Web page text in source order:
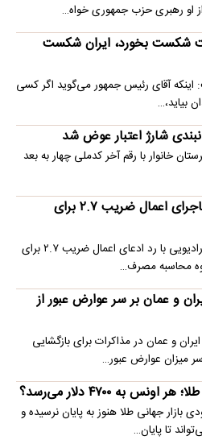
رهبری حزب جمهوری خواه…
شکست بخورد، ایران شکست
آقای رئیس جمهور می‌گوید اگر کسی
بیاید،…
شارژ اعتبار عوض شد
خانوار با رقم آخر کدملی چهار به بعد
اولین واکنش رسمی به ماجرای اعمال ضریب ۲.۷ برای
سازمان تنظیم مقررات و ارتباطات رادیویی با رد ادعای اعمال ضریب ۲.۷ برای
محاسبه مصرف…
و عمان بر سر عوارض عبور از
و عمان در مذاکرات برای بازگشایی
میزان عوارض عبور…
به ۴۷۰۰ دلار می‌رسد؟
جهانی طلا هنوز به پایان نرسیده و
تا پایان…